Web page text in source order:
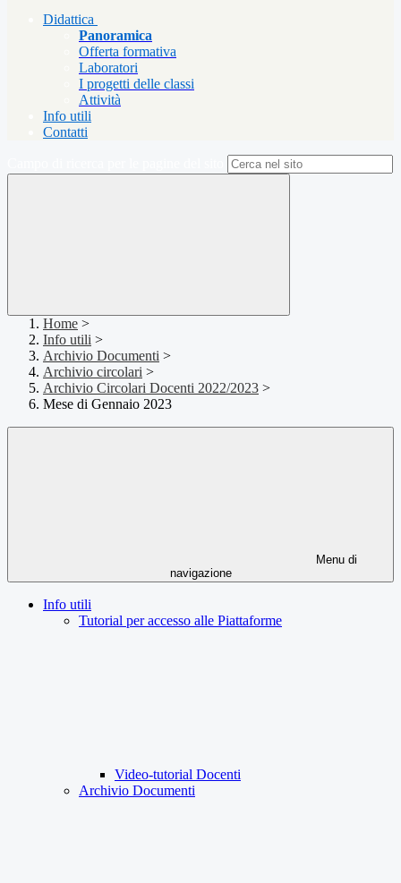
Didattica
Panoramica
Offerta formativa
Laboratori
I progetti delle classi
Attività
Info utili
Contatti
Home >
Info utili >
Archivio Documenti >
Archivio circolari >
Archivio Circolari Docenti 2022/2023 >
Mese di Gennaio 2023
Menu di
navigazione
Info utili
Tutorial per accesso alle Piattaforme
Video-tutorial Docenti
Archivio Documenti